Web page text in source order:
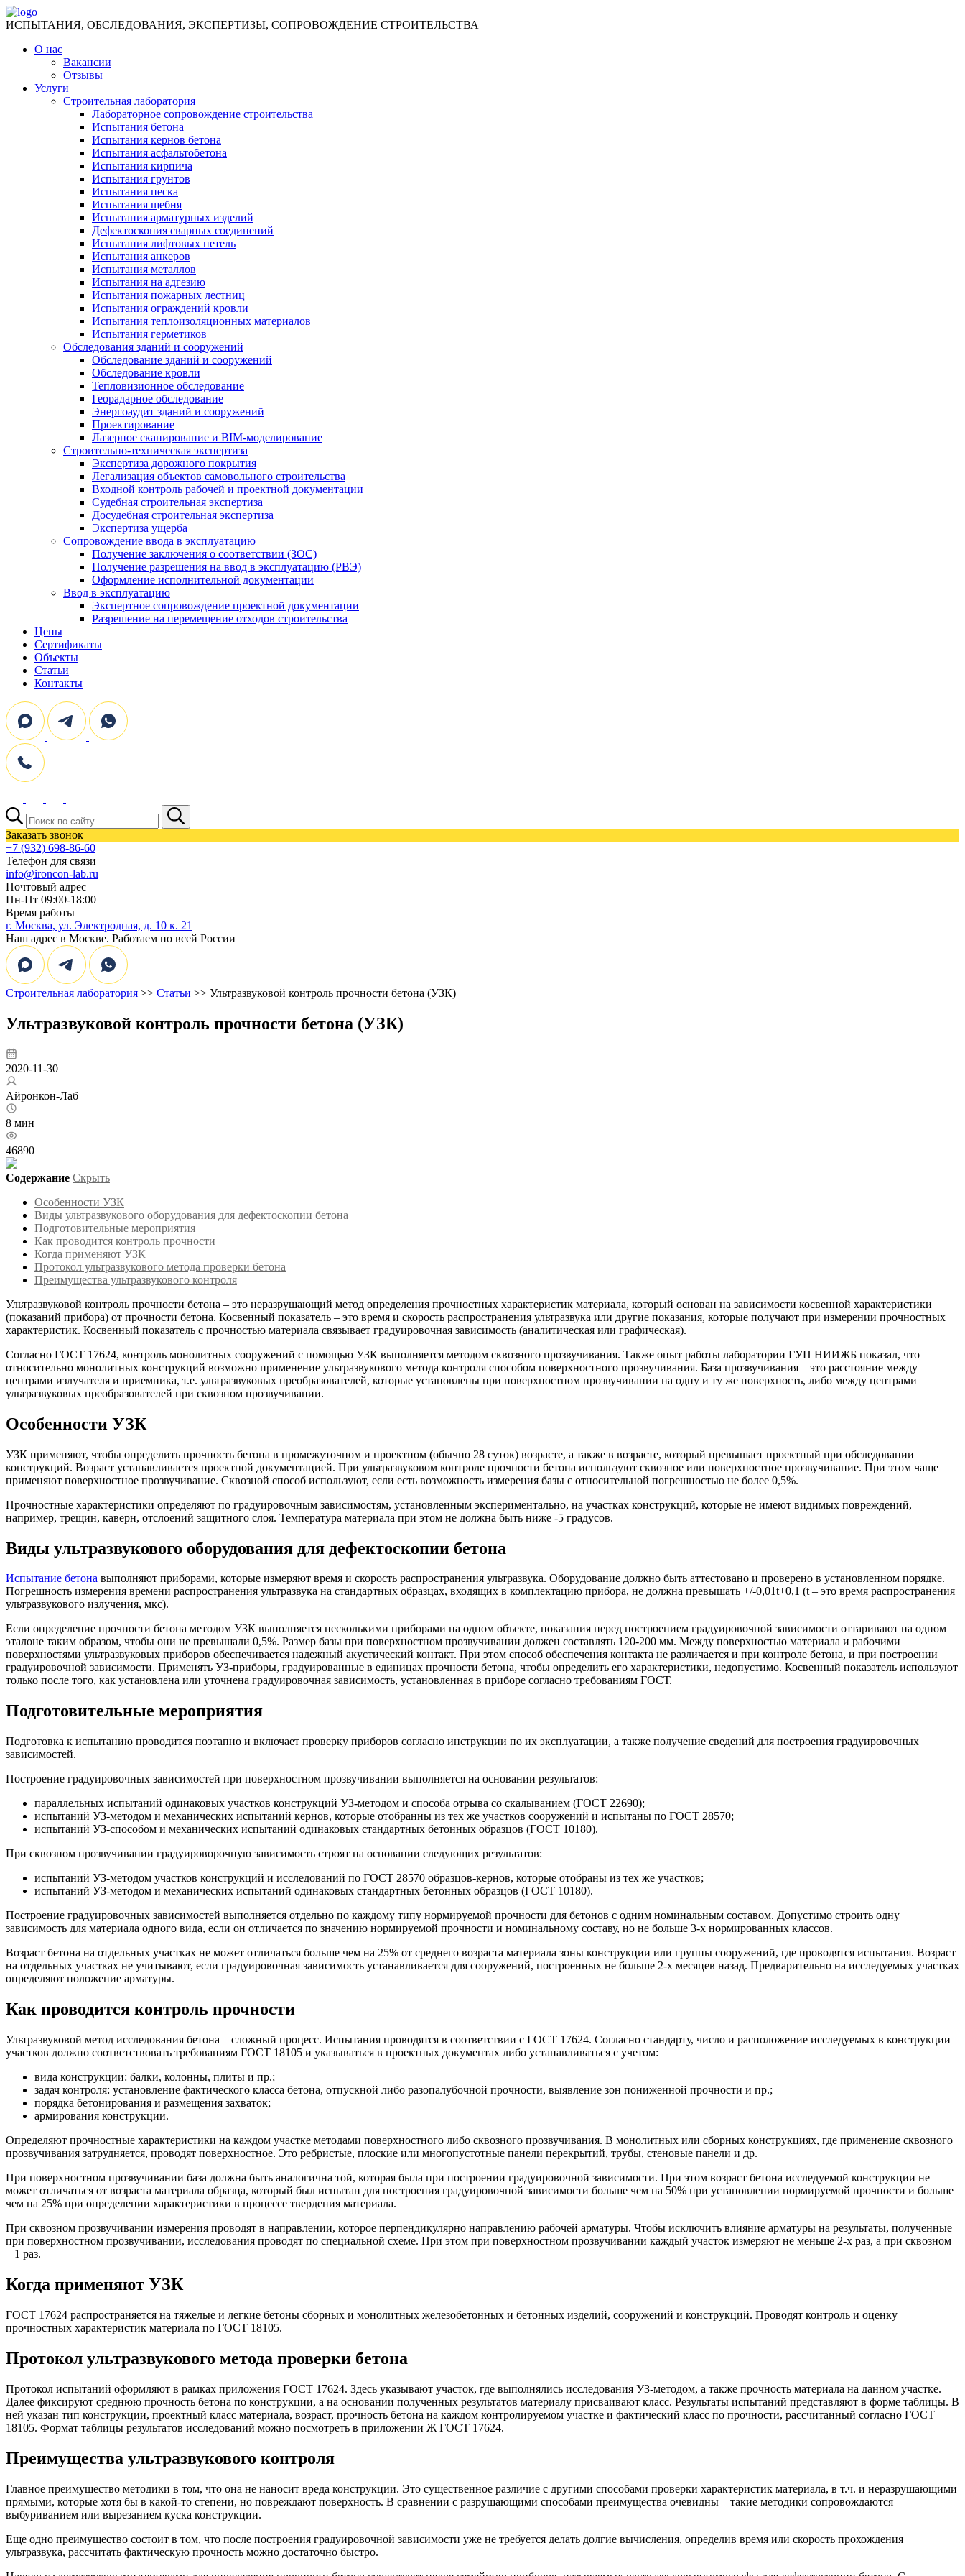
ИСПЫТАНИЯ, ОБСЛЕДОВАНИЯ, ЭКСПЕРТИЗЫ, СОПРОВОЖДЕНИЕ СТРОИТЕЛЬСТВА
О нас
Вакансии
Отзывы
Услуги
Строительная лаборатория
Лабораторное сопровождение строительства
Испытания бетона
Испытания кернов бетона
Испытания асфальтобетона
Испытания кирпича
Испытания грунтов
Испытания песка
Испытания щебня
Испытания арматурных изделий
Дефектоскопия сварных соединений
Испытания лифтовых петель
Испытания анкеров
Испытания металлов
Испытания на адгезию
Испытания пожарных лестниц
Испытания ограждений кровли
Испытания теплоизоляционных материалов
Испытания герметиков
Обследования зданий и сооружений
Обследование зданий и сооружений
Обследование кровли
Тепловизионное обследование
Георадарное обследование
Энергоаудит зданий и сооружений
Проектирование
Лазерное сканирование и BIM-моделирование
Строительно-техническая экспертиза
Экспертиза дорожного покрытия
Легализация объектов самовольного строительства
Входной контроль рабочей и проектной документации
Судебная строительная экспертиза
Досудебная строительная экспертиза
Экспертиза ущерба
Сопровождение ввода в эксплуатацию
Получение заключения о соответствии (ЗОС)
Получение разрешения на ввод в эксплуатацию (РВЭ)
Оформление исполнительной документации
Ввод в эксплуатацию
Экспертное сопровождение проектной документации
Разрешение на перемещение отходов строительства
Цены
Сертификаты
Объекты
Статьи
Контакты
Заказать звонок
+7 (932) 698-86-60
Телефон для связи
info@ironcon-lab.ru
Почтовый адрес
Пн-Пт 09:00-18:00
Время работы
г. Москва, ул. Электродная, д. 10 к. 21
Наш адрес в Москве. Работаем по всей России
Строительная лаборатория >> Статьи >> Ультразвуковой контроль прочности бетона (УЗК)
Ультразвуковой контроль прочности бетона (УЗК)
2020-11-30
Айронкон-Лаб
8 мин
46890
Содержание Скрыть
Особенности УЗК
Виды ультразвукового оборудования для дефектоскопии бетона
Подготовительные мероприятия
Как проводится контроль прочности
Когда применяют УЗК
Протокол ультразвукового метода проверки бетона
Преимущества ультразвукового контроля
Ультразвуковой контроль прочности бетона – это неразрушающий метод определения прочностных характеристик материала, который основан на зависимости косвенной характеристики
(показаний прибора) от прочности бетона. Косвенный показатель – это время и скорость распространения ультразвука или другие показания, которые получают при измерении прочностных
характеристик. Косвенный показатель с прочностью материала связывает градуировочная зависимость (аналитическая или графическая).
Согласно ГОСТ 17624, контроль монолитных сооружений с помощью УЗК выполняется методом сквозного прозвучивания. Также опыт работы лаборатории ГУП НИИЖБ показал, что
относительно монолитных конструкций возможно применение ультразвукового метода контроля способом поверхностного прозвучивания. База прозвучивания – это расстояние между
центрами излучателя и приемника, т.е. ультразвуковых преобразователей, которые установлены при поверхностном прозвучивании на одну и ту же поверхность, либо между центрами
ультразвуковых преобразователей при сквозном прозвучивании.
Особенности УЗК
УЗК применяют, чтобы определить прочность бетона в промежуточном и проектном (обычно 28 суток) возрасте, а также в возрасте, который превышает проектный при обследовании
конструкций. Возраст устанавливается проектной документацией. При ультразвуковом контроле прочности бетона используют сквозное или поверхностное прозвучивание. При этом чаще
применяют поверхностное прозвучивание. Сквозной способ используют, если есть возможность измерения базы с относительной погрешностью не более 0,5%.
Прочностные характеристики определяют по градуировочным зависимостям, установленным экспериментально, на участках конструкций, которые не имеют видимых повреждений,
например, трещин, каверн, отслоений защитного слоя. Температура материала при этом не должна быть ниже -5 градусов.
Виды ультразвукового оборудования для дефектоскопии бетона
Испытание бетона выполняют приборами, которые измеряют время и скорость распространения ультразвука. Оборудование должно быть аттестовано и проверено в установленном порядке.
Погрешность измерения времени распространения ультразвука на стандартных образцах, входящих в комплектацию прибора, не должна превышать +/-0,01t+0,1 (t – это время распространения
ультразвукового излучения, мкс).
Если определение прочности бетона методом УЗК выполняется несколькими приборами на одном объекте, показания перед построением градуировочной зависимости оттаривают на одном
эталоне таким образом, чтобы они не превышали 0,5%. Размер базы при поверхностном прозвучивании должен составлять 120-200 мм. Между поверхностью материала и рабочими
поверхностями ультразвуковых приборов обеспечивается надежный акустический контакт. При этом способ обеспечения контакта не различается и при контроле бетона, и при построении
градуировочной зависимости. Применять УЗ-приборы, градуированные в единицах прочности бетона, чтобы определить его характеристики, недопустимо. Косвенный показатель используют
только после того, как установлена или уточнена градуировочная зависимость, установленная в приборе согласно требованиям ГОСТ.
Подготовительные мероприятия
Подготовка к испытанию проводится поэтапно и включает проверку приборов согласно инструкции по их эксплуатации, а также получение сведений для построения градуировочных
зависимостей.
Построение градуировочных зависимостей при поверхностном прозвучивании выполняется на основании результатов:
параллельных испытаний одинаковых участков конструкций УЗ-методом и способа отрыва со скалыванием (ГОСТ 22690);
испытаний УЗ-методом и механических испытаний кернов, которые отобранны из тех же участков сооружений и испытаны по ГОСТ 28570;
испытаний УЗ-способом и механических испытаний одинаковых стандартных бетонных образцов (ГОСТ 10180).
При сквозном прозвучивании градуироворочную зависимость строят на основании следующих результатов:
испытаний УЗ-методом участков конструкций и исследований по ГОСТ 28570 образцов-кернов, которые отобраны из тех же участков;
испытаний УЗ-методом и механических испытаний одинаковых стандартных бетонных образцов (ГОСТ 10180).
Построение градуировочных зависимостей выполняется отдельно по каждому типу нормируемой прочности для бетонов с одним номинальным составом. Допустимо строить одну
зависимость для материала одного вида, если он отличается по значению нормируемой прочности и номинальному составу, но не больше 3-х нормированных классов.
Возраст бетона на отдельных участках не может отличаться больше чем на 25% от среднего возраста материала зоны конструкции или группы сооружений, где проводятся испытания. Возраст
на отдельных участках не учитывают, если градуировочная зависимость устанавливается для сооружений, построенных не больше 2-х месяцев назад. Предварительно на исследуемых участках
определяют положение арматуры.
Как проводится контроль прочности
Ультразвуковой метод исследования бетона – сложный процесс. Испытания проводятся в соответствии с ГОСТ 17624. Согласно стандарту, число и расположение исследуемых в конструкции
участков должно соответствовать требованиям ГОСТ 18105 и указываться в проектных документах либо устанавливаться с учетом:
вида конструкции: балки, колонны, плиты и пр.;
задач контроля: установление фактического класса бетона, отпускной либо разопалубочной прочности, выявление зон пониженной прочности и пр.;
порядка бетонирования и размещения захваток;
армирования конструкции.
Определяют прочностные характеристики на каждом участке методами поверхностного либо сквозного прозвучивания. В монолитных или сборных конструкциях, где применение сквозного
прозвучивания затрудняется, проводят поверхностное. Это ребристые, плоские или многопустотные панели перекрытий, трубы, стеновые панели и др.
При поверхностном прозвучивании база должна быть аналогична той, которая была при построении градуировочной зависимости. При этом возраст бетона исследуемой конструкции не
может отличаться от возраста материала образца, который был испытан для построения градуировочной зависимости больше чем на 50% при установлении нормируемой прочности и больше
чем на 25% при определении характеристики в процессе твердения материала.
При сквозном прозвучивании измерения проводят в направлении, которое перпендикулярно направлению рабочей арматуры. Чтобы исключить влияние арматуры на результаты, полученные
при поверхностном прозвучивании, исследования проводят по специальной схеме. При этом при поверхностном прозвучивании каждый участок измеряют не меньше 2-х раз, а при сквозном
– 1 раз.
Когда применяют УЗК
ГОСТ 17624 распространяется на тяжелые и легкие бетоны сборных и монолитных железобетонных и бетонных изделий, сооружений и конструкций. Проводят контроль и оценку
прочностных характеристик материала по ГОСТ 18105.
Протокол ультразвукового метода проверки бетона
Протокол испытаний оформляют в рамках приложения ГОСТ 17624. Здесь указывают участок, где выполнялись исследования УЗ-методом, а также прочность материала на данном участке.
Далее фиксируют среднюю прочность бетона по конструкции, а на основании полученных результатов материалу присваивают класс. Результаты испытаний представляют в форме таблицы. В
ней указан тип конструкции, проектный класс материала, возраст, прочность бетона на каждом контролируемом участке и фактический класс по прочности, рассчитанный согласно ГОСТ
18105. Формат таблицы результатов исследований можно посмотреть в приложении Ж ГОСТ 17624.
Преимущества ультразвукового контроля
Главное преимущество методики в том, что она не наносит вреда конструкции. Это существенное различие с другими способами проверки характеристик материала, в т.ч. и неразрушающими
прямыми, которые хотя бы в какой-то степени, но повреждают поверхность. В сравнении с разрушающими способами преимущества очевидны – такие методики сопровождаются
выбуриванием или вырезанием куска конструкции.
Еще одно преимущество состоит в том, что после построения градуировочной зависимости уже не требуется делать долгие вычисления, определив время или скорость прохождения
ультразвука, рассчитать фактическую прочность можно достаточно быстро.